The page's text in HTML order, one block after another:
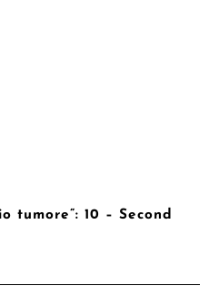
10 – Second